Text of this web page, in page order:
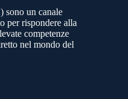
sono un canale
per rispondere alla
competenze
nel mondo del